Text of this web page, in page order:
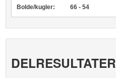
Bolde/kugler: 66 - 54
DELRESULTATER